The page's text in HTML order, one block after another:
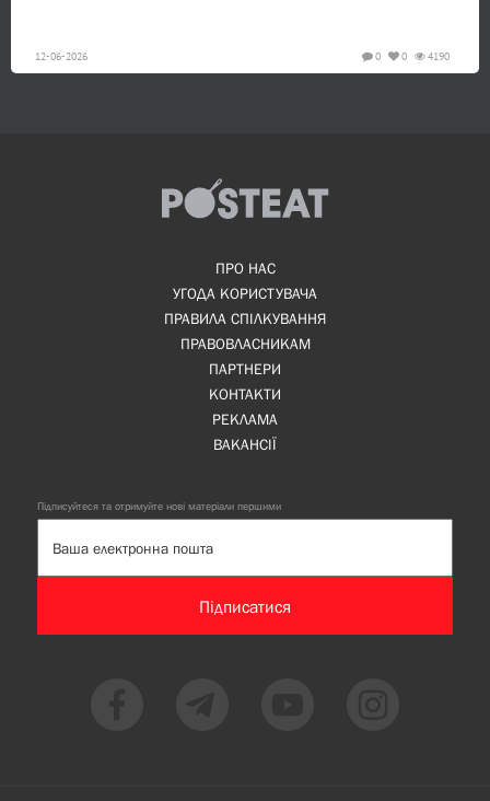
12-06-2026 4190
0
0
ПРО НАС
УГОДА КОРИСТУВАЧА
ПРАВИЛА СПІЛКУВАННЯ
ПРАВОВЛАСНИКАМ
ПАРТНЕРИ
КОНТАКТИ
РЕКЛАМА
ВАКАНСІЇ
Підписуйтеся та отримуйте нові матеріали першими
Підписатися